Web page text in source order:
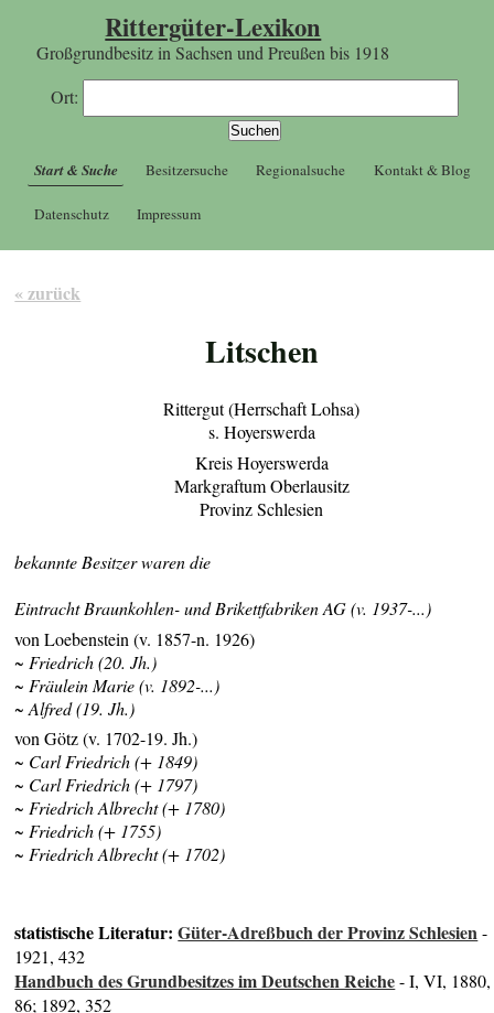
Rittergüter-Lexikon
Großgrundbesitz in Sachsen und Preußen bis 1918
Ort:
Start & Suche Besitzersuche Regionalsuche Kontakt & Blog
Datenschutz Impressum
« zurück
Litschen
Rittergut (Herrschaft Lohsa)
s. Hoyerswerda
Kreis Hoyerswerda
Markgraftum Oberlausitz
Provinz Schlesien
bekannte Besitzer waren die
Eintracht Braunkohlen- und Brikettfabriken AG (v. 1937-...)
von Loebenstein (v. 1857-n. 1926)
~ Friedrich (20. Jh.)
~ Fräulein Marie (v. 1892-...)
~ Alfred (19. Jh.)
von Götz (v. 1702-19. Jh.)
~ Carl Friedrich (+ 1849)
~ Carl Friedrich (+ 1797)
~ Friedrich Albrecht (+ 1780)
~ Friedrich (+ 1755)
~ Friedrich Albrecht (+ 1702)
statistische Literatur:Güter-Adreßbuch der Provinz Schlesien-
1921, 432
Handbuch des Grundbesitzes im Deutschen Reiche- I, VI, 1880,
86; 1892, 352